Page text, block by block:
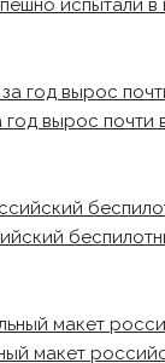
испытали
вырос почти
макет